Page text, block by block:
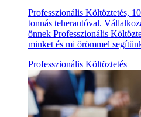
Professzionális Költöztetés,
tonnás teherautóval.
önnek Professzionális
minket és mi örömmel
Professzionális Költöztetés